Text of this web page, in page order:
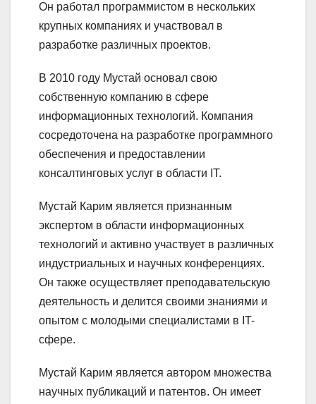
Он работал программистом в нескольких
крупных компаниях и участвовал в
разработке различных проектов.
В 2010 году Мустай основал свою
собственную компанию в сфере
информационных технологий. Компания
сосредоточена на разработке программного
обеспечения и предоставлении
консалтинговых услуг в области IT.
Мустай Карим является признанным
экспертом в области информационных
технологий и активно участвует в различных
индустриальных и научных конференциях.
Он также осуществляет преподавательскую
деятельность и делится своими знаниями и
опытом с молодыми специалистами в IT-
сфере.
Мустай Карим является автором множества
научных публикаций и патентов. Он имеет